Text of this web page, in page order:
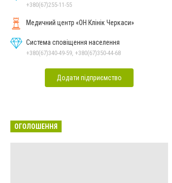
+380(67)255-11-55
Медичний центр «ОН Клінік Черкаси»
Система сповіщення населення
+380(67)340-49-59, +380(67)350-44-68
Додати підприємство
ОГОЛОШЕННЯ